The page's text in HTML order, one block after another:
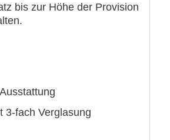
bis zur Höhe der Provision
3-fach Verglasung